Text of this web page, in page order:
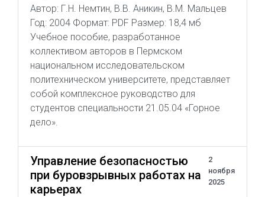
Автор: Г.Н. Немтин, В.В. Аникин, В.М. Мальцев
Год: 2004 Формат: PDF Размер: 18,4 мб
Учебное пособие, разработанное
коллективом авторов в Пермском
национальном исследовательском
политехническом университете, представляет
собой комплексное руководство для
студентов специальности 21.05.04 «Горное
дело».
Управление безопасностью
при буровзрывных работах на
карьерах
2
ноября
2025